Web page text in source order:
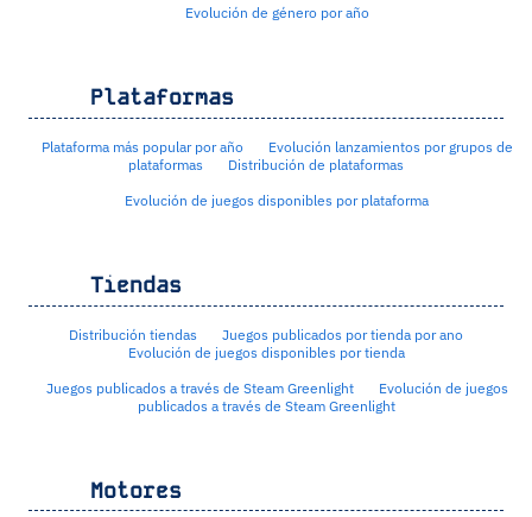
Evolución de género por año
Plataformas
Plataforma más popular por año
Evolución lanzamientos por grupos de
plataformas
Distribución de plataformas
Evolución de juegos disponibles por plataforma
Tiendas
Distribución tiendas
Juegos publicados por tienda por ano
Evolución de juegos disponibles por tienda
Juegos publicados a través de Steam Greenlight
Evolución de juegos
publicados a través de Steam Greenlight
Motores